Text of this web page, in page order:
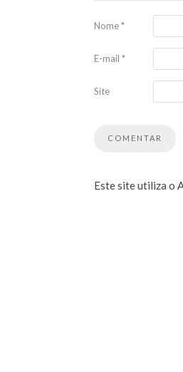
Nome*
E-mail *
Site
Este site utiliza o